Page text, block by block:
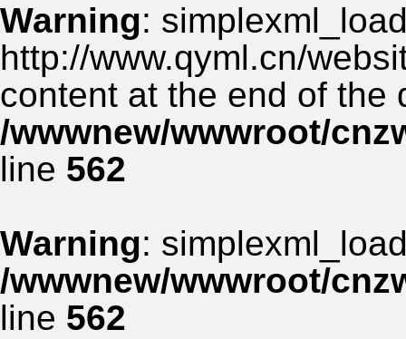
Warning:
http://www.qyml.cn/
content at the end of the
/wwwnew/wwwroot/
line 562
Warning:
/wwwnew/wwwroot/
line 562